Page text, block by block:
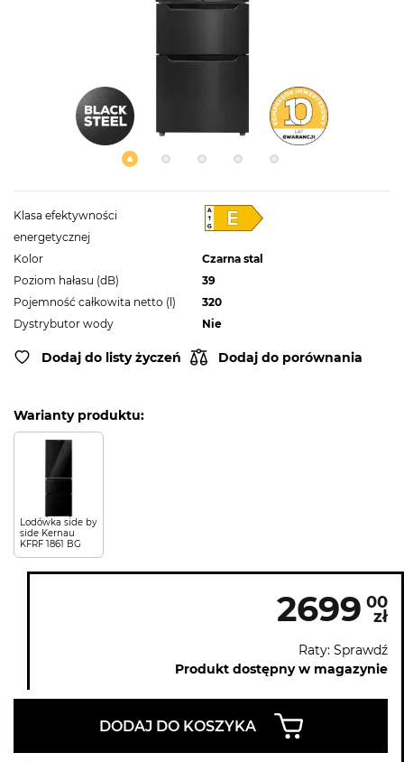
Klasa efektywności
energetycznej
Kolor
Czarna stal
Poziom hałasu (dB)
39
Pojemność całkowita netto (l)
320
Dystrybutor wody
Nie
Dodaj do listy życzeń Dodaj do porównania
Warianty produktu:
Lodówka side by
side Kernau
KFRF 1861 BG
2699 00
zł
Raty: Sprawdź
Produkt dostępny w magazynie
DODAJ DO KOSZYKA